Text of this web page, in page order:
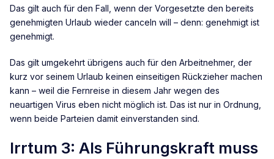
Das gilt auch für den Fall, wenn der Vorgesetzte den bereits
genehmigten Urlaub wieder canceln will – denn: genehmigt ist
genehmigt.
Das gilt umgekehrt übrigens auch für den Arbeitnehmer, der
kurz vor seinem Urlaub keinen einseitigen Rückzieher machen
kann – weil die Fernreise in diesem Jahr wegen des
neuartigen Virus eben nicht möglich ist. Das ist nur in Ordnung,
wenn beide Parteien damit einverstanden sind.
Irrtum 3: Als Führungskraft muss